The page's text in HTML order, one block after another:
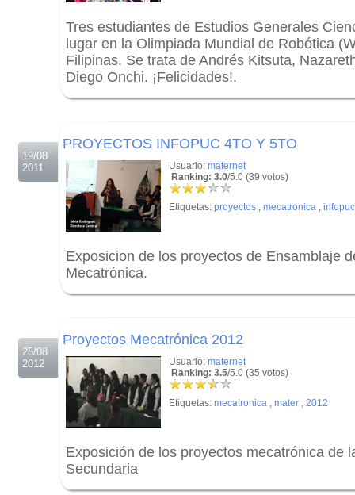
Tres estudiantes de Estudios Generales
lugar en la Olimpiada Mundial de Robótica
Filipinas. Se trata de Andrés Kitsuta,
Diego Onchi. ¡Felicidades!.
19/08
2011
PROYECTOS INFOPUC 4TO Y 5TO
Usuario: maternet
Ranking: 3.0/5.0 (39 votos)
Etiquetas: proyectos , mecatronica , infopuc
Exposicion de los proyectos de Ensamblaje
Mecatrónica.
25/08
2012
Proyectos Mecatrónica 2012
Usuario: maternet
Ranking: 3.5/5.0 (35 votos)
Etiquetas: mecatronica , mater , 2012
Exposición de los proyectos mecatrónica de
Secundaria